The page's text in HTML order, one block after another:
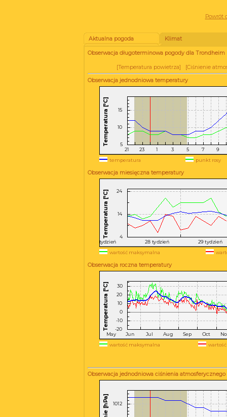
Powrót
Aktualna pogoda Klimat
Obserwacja długoterminowa pogody dla
[Temperatura powietrza] [Ciśnienie
Obserwacja jednodniowa temperatury
temperatura punkt rosy
Obserwacja miesięczna temperatury
wartość maksymalna
Obserwacja roczna temperatury
wartość maksymalna
Obserwacja jednodniowa ciśnienia atmosferycznego